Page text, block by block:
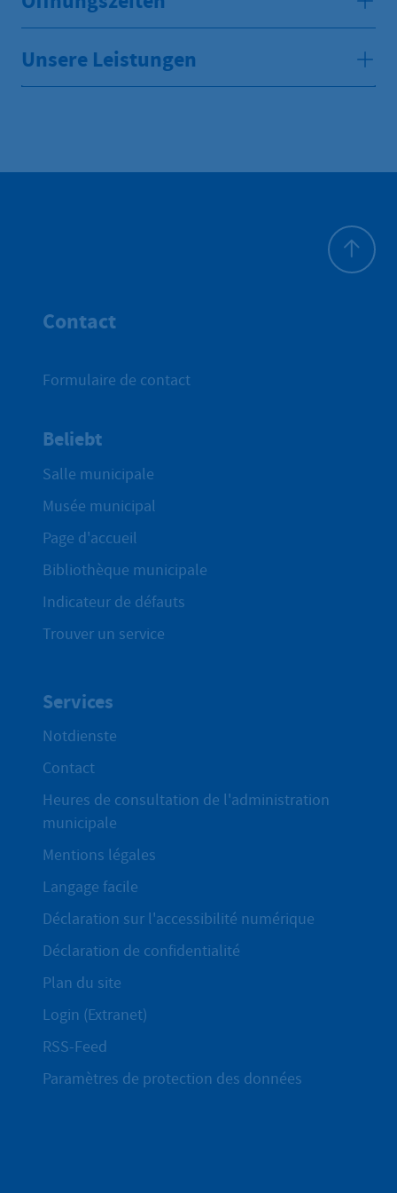
Unsere Leistungen
Contact
Formulaire de contact
Beliebt
Salle municipale
Musée municipal
Page d'accueil
Bibliothèque municipale
Indicateur de défauts
Trouver un service
Services
Notdienste
Contact
Heures de consultation de l'administration
municipale
Mentions légales
Langage facile
Déclaration sur l'accessibilité numérique
Déclaration de confidentialité
Plan du site
Login (Extranet)
RSS-Feed
Paramètres de protection des données